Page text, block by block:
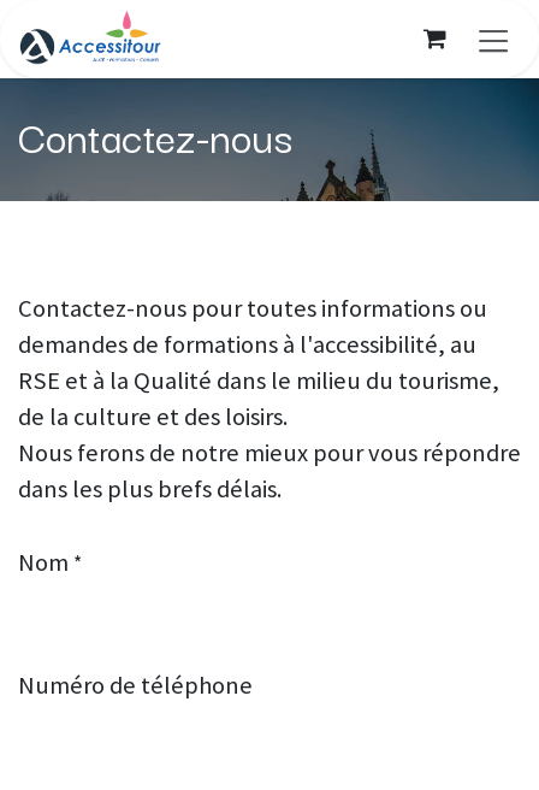
Se rendre au contenu
Contactez-nous
Contactez-nous pour toutes informations ou
demandes de formations à l'accessibilité, au
RSE et à la Qualité dans le milieu du tourisme,
de la culture et des loisirs.
Nous ferons de notre mieux pour vous répondre
dans les plus brefs délais.
Nom *
Numéro de téléphone